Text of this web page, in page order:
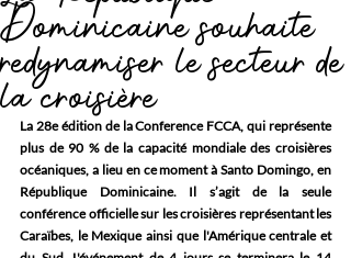
Dominicaine souhaite
redynamiser le secteur de
la croisière
La 28e édition de la Conference FCCA, qui représente
plus de 90 % de la capacité mondiale des croisières
océaniques, a lieu en ce moment à Santo Domingo, en
République Dominicaine. Il s’agit de la seule
conférence officielle sur les croisières représentant les
Caraïbes, le Mexique ainsi que l'Amérique centrale et